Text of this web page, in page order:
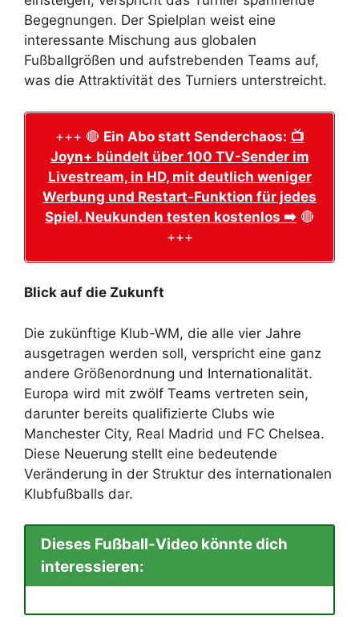
Begegnungen. Der Spielplan weist eine
interessante Mischung aus globalen
Fußballgrößen und aufstrebenden Teams auf,
was die Attraktivität des Turniers unterstreicht.
+++ 🔴 Ein Abo statt Senderchaos: 📺
Joyn+ bündelt über 100 TV-Sender im
Livestream, in HD, mit deutlich weniger
Werbung und Restart-Funktion für jedes
Spiel. Neukunden testen kostenlos ➡️ 🔴
+++
Blick auf die Zukunft
Die zukünftige Klub-WM, die alle vier Jahre
ausgetragen werden soll, verspricht eine ganz
andere Größenordnung und Internationalität.
Europa wird mit zwölf Teams vertreten sein,
darunter bereits qualifizierte Clubs wie
Manchester City, Real Madrid und FC Chelsea.
Diese Neuerung stellt eine bedeutende
Veränderung in der Struktur des internationalen
Klubfußballs dar.
Dieses Fußball-Video könnte dich
interessieren: